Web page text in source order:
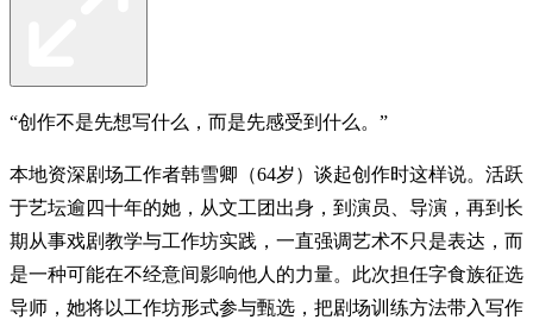
“创作不是先想写什么，而是先感受到什么。”
本地资深剧场工作者韩雪卿（64岁）谈起创作时这样说。活跃
于艺坛逾四十年的她，从文工团出身，到演员、导演，再到长
期从事戏剧教学与工作坊实践，一直强调艺术不只是表达，而
是一种可能在不经意间影响他人的力量。此次担任字食族征选
导师，她将以工作坊形式参与甄选，把剧场训练方法带入写作